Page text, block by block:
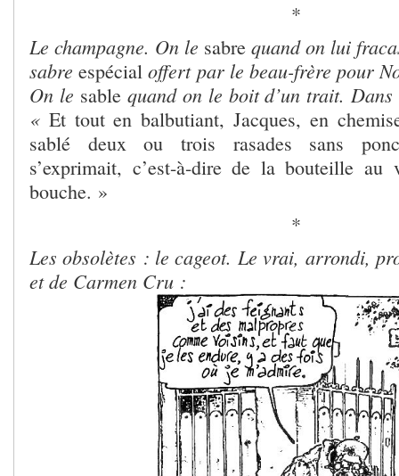
*
Le champagne. On le sabre quand on lui
sabreespécial offert par le beau-frère pour
On le sablequand on le boit d’un trait. Dans
« Et tout en balbutiant, Jacques, en
sablé deux ou trois rasades sans
s’exprimait, c’est-à-dire de la bouteille
bouche. »
*
Les obsolètes : le cageot. Le vrai, arrondi,
et de Carmen Cru :